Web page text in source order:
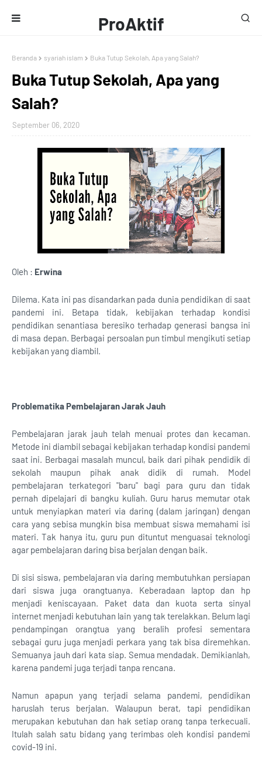
ProAktif
Media
Beranda syariah islam Buka Tutup Sekolah, Apa yang Salah?
Buka Tutup Sekolah, Apa yang
Salah?
September 06, 2020
Oleh : Erwina
Dilema. Kata ini pas disandarkan pada dunia pendidikan di saat
pandemi ini. Betapa tidak, kebijakan terhadap kondisi
pendidikan senantiasa beresiko terhadap generasi bangsa ini
di masa depan. Berbagai persoalan pun timbul mengikuti setiap
kebijakan yang diambil.
Problematika Pembelajaran Jarak Jauh
Pembelajaran jarak jauh telah menuai protes dan kecaman.
Metode ini diambil sebagai kebijakan terhadap kondisi pandemi
saat ini. Berbagai masalah muncul, baik dari pihak pendidik di
sekolah maupun pihak anak didik di rumah. Model
pembelajaran terkategori "baru" bagi para guru dan tidak
pernah dipelajari di bangku kuliah. Guru harus memutar otak
untuk menyiapkan materi via daring (dalam jaringan) dengan
cara yang sebisa mungkin bisa membuat siswa memahami isi
materi. Tak hanya itu, guru pun dituntut menguasai teknologi
agar pembelajaran daring bisa berjalan dengan baik.
Di sisi siswa, pembelajaran via daring membutuhkan persiapan
dari siswa juga orangtuanya. Keberadaan laptop dan hp
menjadi keniscayaan. Paket data dan kuota serta sinyal
internet menjadi kebutuhan lain yang tak terelakkan. Belum lagi
pendampingan orangtua yang beralih profesi sementara
sebagai guru juga menjadi perkara yang tak bisa diremehkan.
Semuanya jauh dari kata siap. Semua mendadak. Demikianlah,
karena pandemi juga terjadi tanpa rencana.
Namun apapun yang terjadi selama pandemi, pendidikan
haruslah terus berjalan. Walaupun berat, tapi pendidikan
merupakan kebutuhan dan hak setiap orang tanpa terkecuali.
Itulah salah satu bidang yang terimbas oleh kondisi pandemi
covid-19 ini.